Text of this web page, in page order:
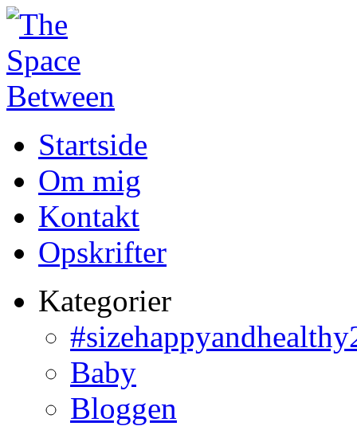
Startside
Om mig
Kontakt
Opskrifter
Kategorier
Baby
Bloggen